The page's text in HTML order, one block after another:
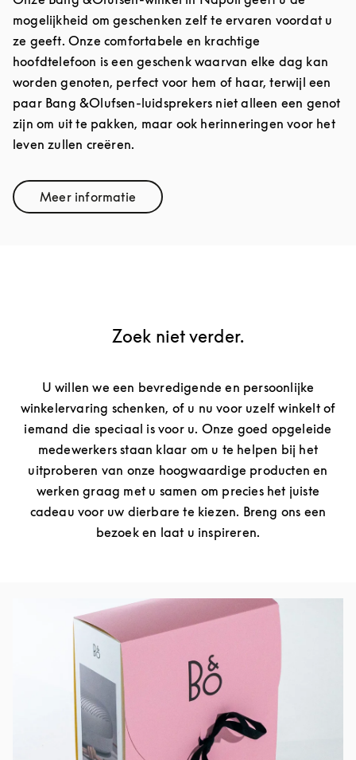
mogelijkheid om geschenken zelf te ervaren voordat u
ze geeft. Onze comfortabele en krachtige
hoofdtelefoon is een geschenk waarvan elke dag kan
worden genoten, perfect voor hem of haar, terwijl een
paar Bang &Olufsen-luidsprekers niet alleen een genot
zijn om uit te pakken, maar ook herinneringen voor het
leven zullen creëren.
Meer informatieLink Opens in New Tab
Zoek niet verder.
U willen we een bevredigende en persoonlijke
winkelervaring schenken, of u nu voor uzelf winkelt of
iemand die speciaal is voor u. Onze goed opgeleide
medewerkers staan klaar om u te helpen bij het
uitproberen van onze hoogwaardige producten en
werken graag met u samen om precies het juiste
cadeau voor uw dierbare te kiezen. Breng ons een
bezoek en laat u inspireren.
Afbeelding van evenement